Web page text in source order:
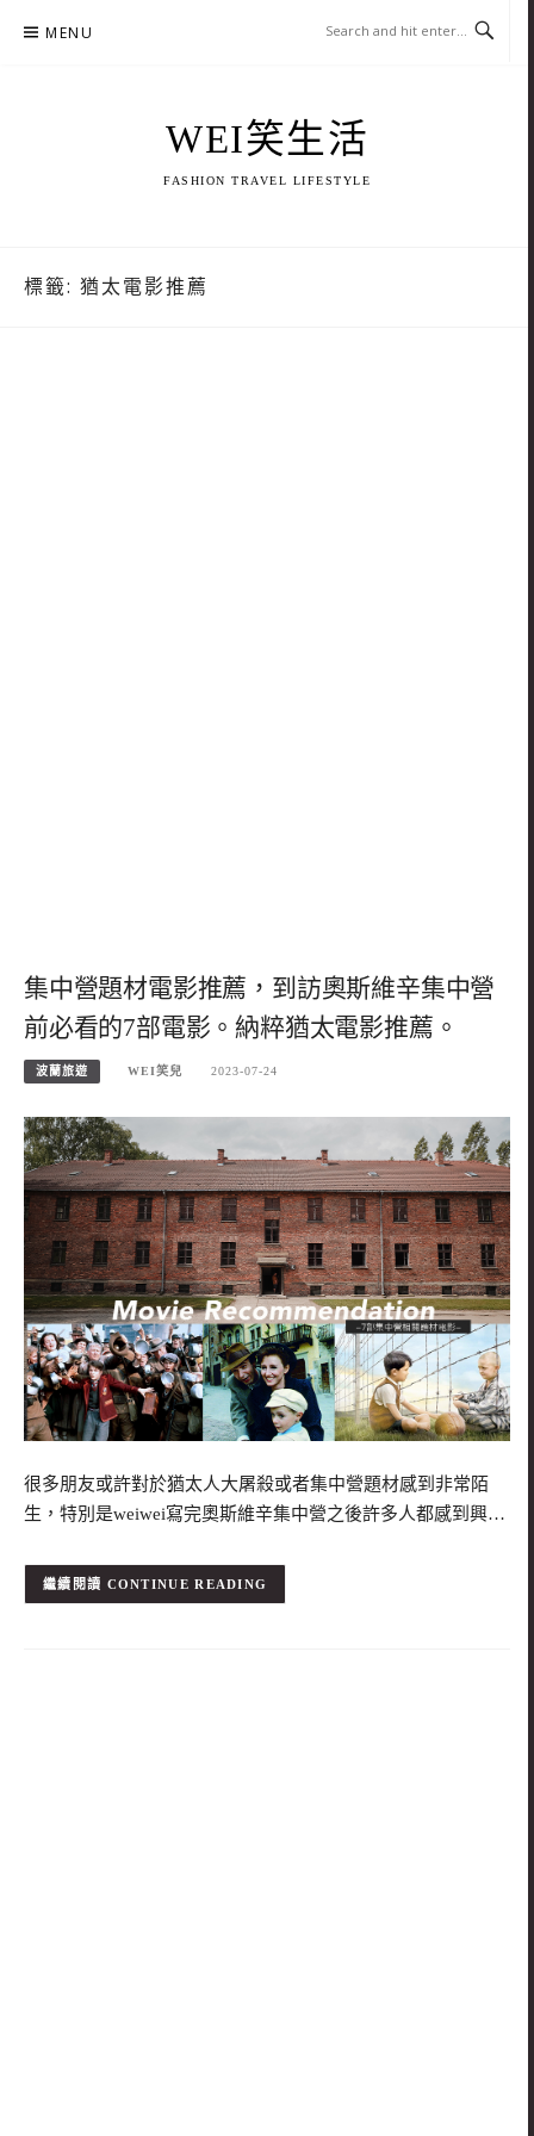
MENU
WEI笑生活
FASHION TRAVEL LIFESTYLE
標籤: 猶太電影推薦
集中營題材電影推薦，到訪奧斯維辛集中營
前必看的7部電影。納粹猶太電影推薦。
波蘭旅遊 WEI笑兒 2023-07-24
很多朋友或許對於猶太人大屠殺或者集中營題材感到非常陌
生，特別是weiwei寫完奧斯維辛集中營之後許多人都感到興…
CONTINUE READING